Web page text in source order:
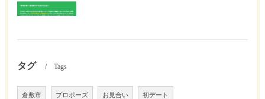
タグ Tags
倉敷市 プロポーズ お見合い 初デート